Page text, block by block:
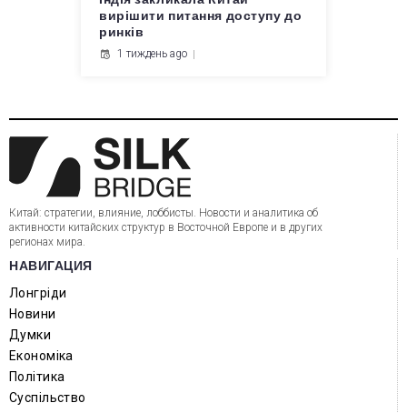
вирішити питання доступу до
ринків
1 тиждень ago
Китай: стратегии, влияние, лоббисты. Новости и аналитика об
активности китайских структур в Восточной Европе и в других
регионах мира.
НАВИГАЦИЯ
Лонгріди
Новини
Думки
Економіка
Політика
Суспільство